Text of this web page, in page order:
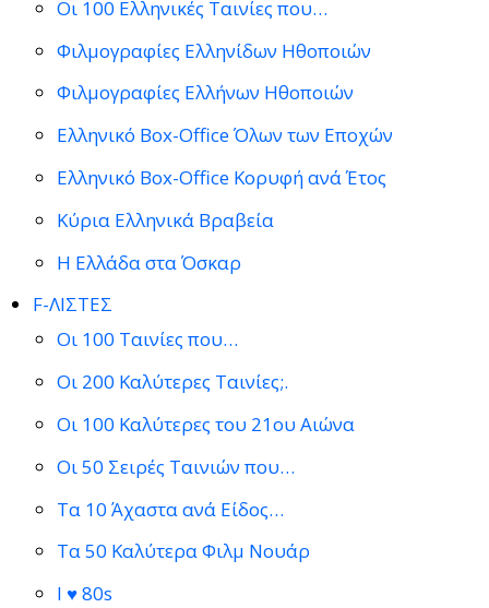
Οι 100 Ελληνικές Ταινίες που…
Φιλμογραφίες Ελληνίδων Ηθοποιών
Φιλμογραφίες Ελλήνων Ηθοποιών
Ελληνικό Box-Office Όλων των Εποχών
Ελληνικό Box-Office Κορυφή ανά Έτος
Κύρια Ελληνικά Βραβεία
Η Ελλάδα στα Όσκαρ
F-ΛΙΣΤΕΣ
Οι 100 Ταινίες που…
Οι 200 Καλύτερες Ταινίες;.
Οι 100 Καλύτερες του 21ου Αιώνα
Οι 50 Σειρές Ταινιών που…
Τα 10 Άχαστα ανά Είδος…
Τα 50 Καλύτερα Φιλμ Νουάρ
I ♥ 80s